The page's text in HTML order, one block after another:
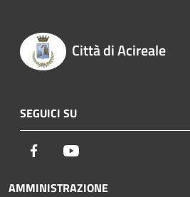
Città di Acireale
SEGUICI SU
Facebook
AMMINISTRAZIONE